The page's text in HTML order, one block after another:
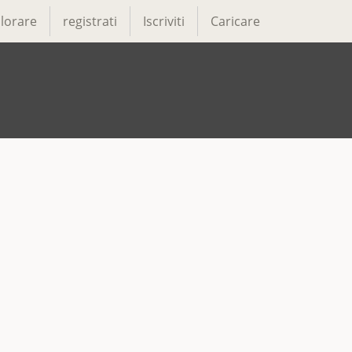
registrati Iscriviti Caricare